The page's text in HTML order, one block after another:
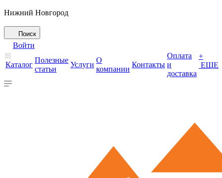
Нижний Новгород
Поиск
Войти
Каталог
Полезные
статьи
Услуги
О
компании
Контакты
Оплата
и
доставка
+
ЕЩЕ